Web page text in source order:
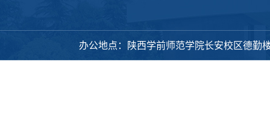
办公地点：陕西学前师范学院长安校区德勤